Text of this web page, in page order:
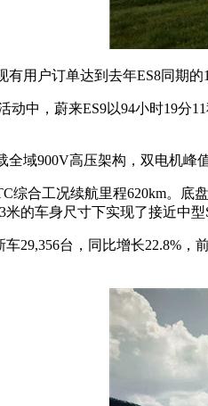
户订单达到去年ES8同期的
中，蔚来ES9以94小时19分
900V高压架构，双电机峰值
合工况续航里程620km。底
的车身尺寸下实现了接近中型
台，同比增长22.8%，